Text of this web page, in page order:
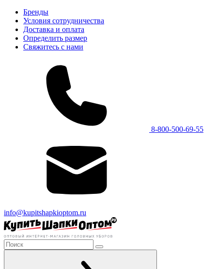
Бренды
Условия сотрудничества
Доставка и оплата
Определить размер
Свяжитесь с нами
8-800-500-69-55
info@kupitshapkioptom.ru